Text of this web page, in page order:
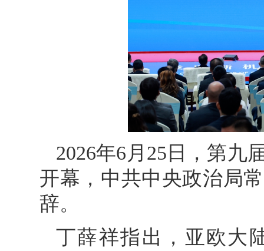
2026年6月25日，第
开幕，中共中央政治局
辞。
丁薛祥指出，亚欧大